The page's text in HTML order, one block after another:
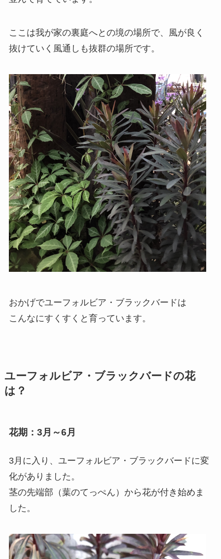
ここは我が家の裏庭へとの境の場所で、風が良く
抜けていく風通しも抜群の場所です。
おかげでユーフォルビア・ブラックバードは
こんなにすくすくと育っています。
ユーフォルビア・ブラックバードの花
は？
花期：3月～6月
3月に入り、ユーフォルビア・ブラックバードに変
化がありました。
茎の先端部（葉のてっぺん）から花が付き始めま
した。